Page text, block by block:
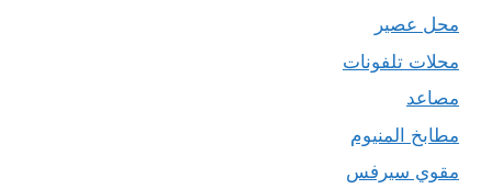
محل عصير
محلات تلفونات
مصاعد
مطابخ المنيوم
مقوي سيرفس